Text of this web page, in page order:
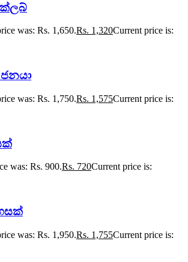
ක්ලබ්
was: Rs. 1,650.Rs. 1,320Current price is:
was: Rs. 1,750.Rs. 1,575Current price is:
was: Rs. 900.Rs. 720Current price is:
was: Rs. 1,950.Rs. 1,755Current price is: